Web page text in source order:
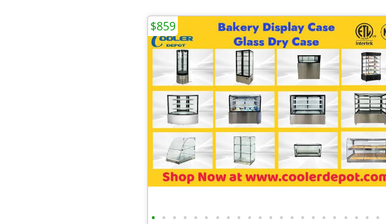
• • • • • • • • • • • • • • • • • • • • • •
$859